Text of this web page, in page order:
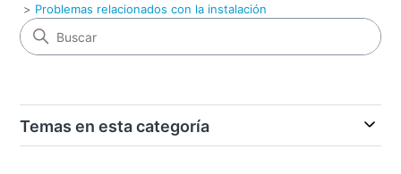
Problemas relacionados con la instalación
Temas en esta categoría